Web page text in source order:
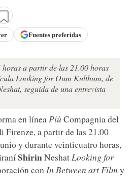
Fuentes preferidas
a partir de las 21.00 horas
Looking for Oum Kulthum, de
seguida de una entrevista
en línea Più Compagnia del
Firenze, a partir de las 21.00
y durante veinticuatro horas,
ShirinNeshat Looking for
con In Between art Film y